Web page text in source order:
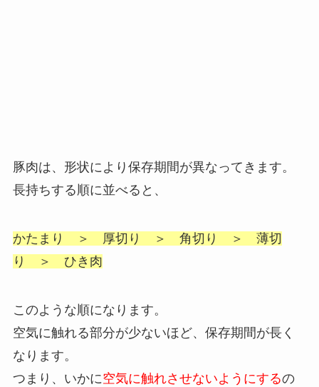
豚肉は、形状により保存期間が異なってきます。
長持ちする順に並べると、
かたまり ＞ 厚切り ＞ 角切り ＞ 薄切
り ＞ ひき肉
このような順になります。
空気に触れる部分が少ないほど、保存期間が長く
なります。
つまり、いかに空気に触れさせないようにするの